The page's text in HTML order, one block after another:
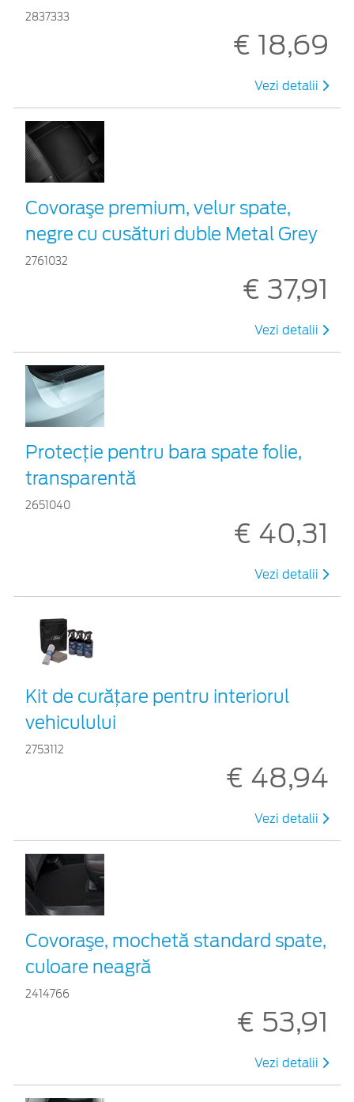
2837333
€ 18,69
Vezi detalii
Covoraşe premium, velur spate,
negre cu cusături duble Metal Grey
2761032
€ 37,91
Vezi detalii
Protecţie pentru bara spate folie,
transparentă
2651040
€ 40,31
Vezi detalii
Kit de curățare pentru interiorul
vehiculului
2753112
€ 48,94
Vezi detalii
Covoraşe, mochetă standard spate,
culoare neagră
2414766
€ 53,91
Vezi detalii